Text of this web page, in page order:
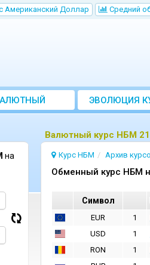
Aмериканский Доллар Cредний
ЭВОЛЮЦИЯ
Bалютный курс НБМ 21
Курс НБМ Архив
Oбменный курс НБМ
Cимвол
EUR 1
USD
1
RON
1
на